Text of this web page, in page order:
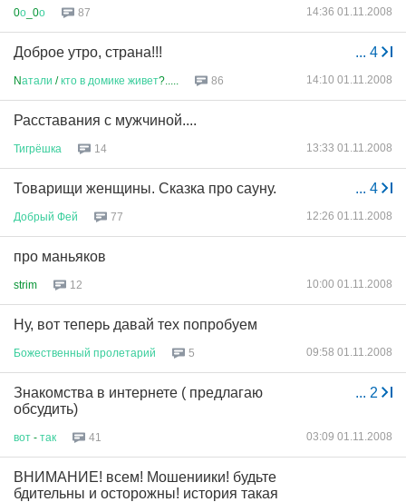
0о _0о 87 14:36 01.11.2008
... 4
Доброе утро, страна!!!
Nатали /кто в домике живет?..... 86 14:10 01.11.2008
Расставания с мужчиной....
Тигрёшка 14 13:33 01.11.2008
... 4
Товарищи женщины. Сказка про сауну.
Добрый Фей 77 12:26 01.11.2008
про маньяков
strim 12 10:00 01.11.2008
Ну, вот теперь давай тех попробуем
Божественный пролетарий 5 09:58 01.11.2008
... 2
Знакомства в интернете ( предлагаю
обсудить)
вот - так 41 03:09 01.11.2008
ВНИМАНИЕ! всем! Мошениики! будьте
бдительны и осторожны! история такая